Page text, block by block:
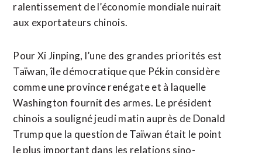
ralentissement de l’économie mondiale nuirait
aux exportateurs chinois.
Pour Xi Jinping, l’une des grandes priorités est
Taïwan, île démocratique que Pékin considère
comme une province renégate et à laquelle
Washington fournit des armes. Le président
chinois a souligné jeudi matin auprès de Donald
Trump que la question de Taïwan était le point
le plus important dans les relations sino-